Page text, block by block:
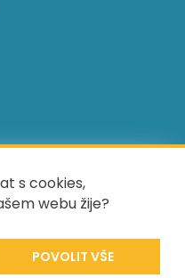
s cookies,
webu žije?
sociálním
republiky.